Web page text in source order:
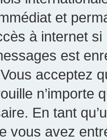
et
à internet
est
acceptez
n’importe
En tant
vous avez